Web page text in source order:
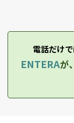
電話だけ
ENTERAが、